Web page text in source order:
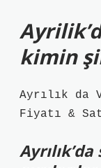
kimin
Ayrılık da
Fiyatı &